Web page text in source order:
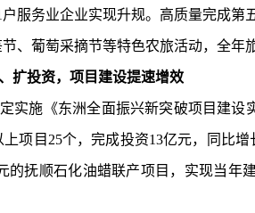
户服务业企业实现升规。高质量完成第
节、葡萄采摘节等特色农旅活动， 全年
扩投资，项目建设提速增效
实施《东洲全面振兴新突破项目建设
项目 25个，完成投资13亿元，同比增
的抚顺石化油蜡联产项目，实现当年